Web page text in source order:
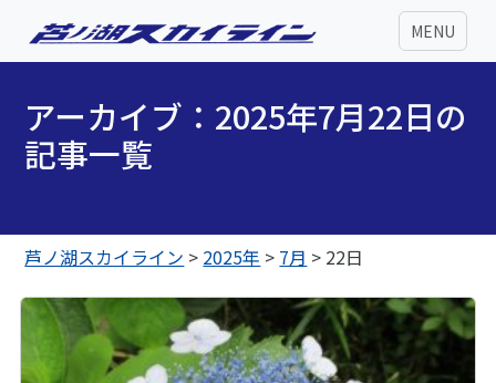
MENU
アーカイブ：2025年7月22日の
記事一覧
芦ノ湖スカイライン > 2025年 > 7月 > 22日